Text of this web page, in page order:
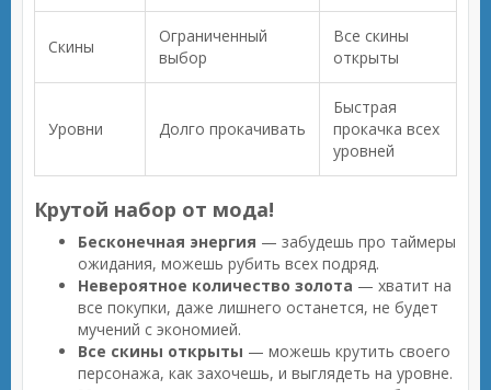
Скины
Ограниченный
выбор
Все скины
открыты
Уровни Долго прокачивать
Быстрая
прокачка всех
уровней
Крутой набор от мода!
Бесконечная энергия — забудешь про таймеры
ожидания, можешь рубить всех подряд.
Невероятное количество золота — хватит на
все покупки, даже лишнего останется, не будет
мучений с экономией.
Все скины открыты — можешь крутить своего
персонажа, как захочешь, и выглядеть на уровне.